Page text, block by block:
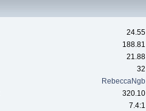
24.55
188.81
21.88
32
RebeccaNgb
320.10
7.4:1